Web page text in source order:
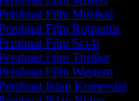
Film Musikal
Film Romantis
Film Sci-fi
Film Thriller
Film Western
Iklan Komersial